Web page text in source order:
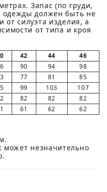
Запас (по груди,
одежды должен быть не
от силуэта изделия, а
от типа и кроя
42 44
46
90 94
98
77 81
85
99 103
107
82 82
82
61 62 62
может незначительно